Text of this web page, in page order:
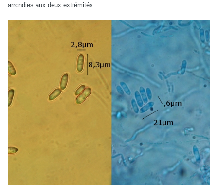
arrondies aux deux extrémités.